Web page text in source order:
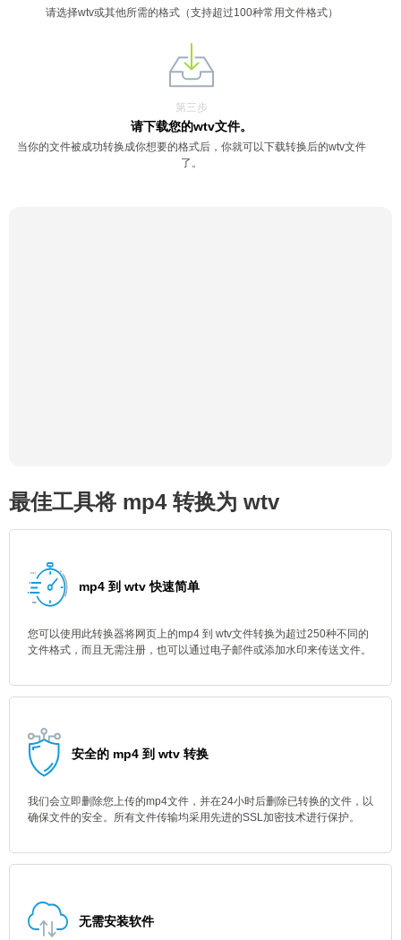
请选择wtv或其他所需的格式（支持超过100种常用文件格式）
第三步
请下载您的wtv文件。
当你的文件被成功转换成你想要的格式后，你就可以下载转换后的wtv文件
了。
最佳工具将 mp4 转换为 wtv
mp4 到 wtv 快速简单
您可以使用此转换器将网页上的mp4 到 wtv文件转换为超过250种不同的
文件格式，而且无需注册，也可以通过电子邮件或添加水印来传送文件。
安全的 mp4 到 wtv 转换
我们会立即删除您上传的mp4文件，并在24小时后删除已转换的文件，以
确保文件的安全。所有文件传输均采用先进的SSL加密技术进行保护。
无需安装软件